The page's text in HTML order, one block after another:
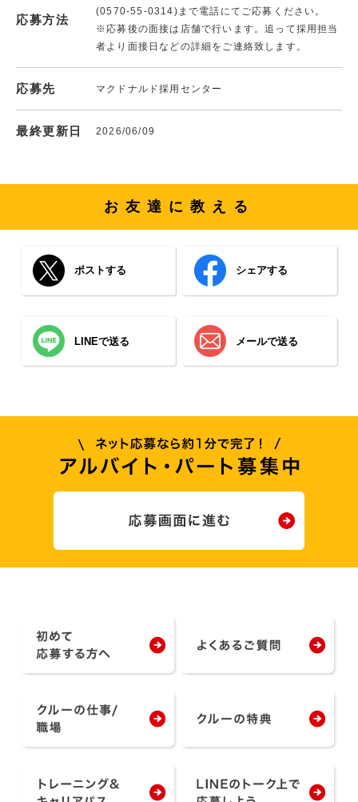
応募方法
(0570-55-0314)まで電話にてご応募ください。
※応募後の面接は店舗で行います。追って採用担当
者より面接日などの詳細をご連絡致します。
応募先 マクドナルド採用センター
最終更新日 2026/06/09
お友達に教える
ポストする シェアする
LINEで送る メールで送る